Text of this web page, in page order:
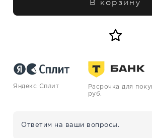
В корзину
Яндекс Сплит
Расрочка для
руб.
Ответим на ваши вопросы.